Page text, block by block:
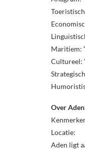
Maritiem:
Cultureel:
Over
Locatie:
Aden ligt